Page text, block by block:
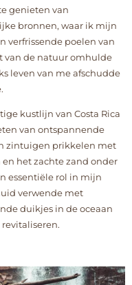
genieten van
bronnen, waar ik mijn
verfrissende poelen van
van de natuur omhulde
leven van me afschudde
kustlijn van Costa Rica
van ontspannende
zintuigen prikkelen met
het zachte zand onder
essentiële rol in mijn
verwende met
duikjes in de oceaan